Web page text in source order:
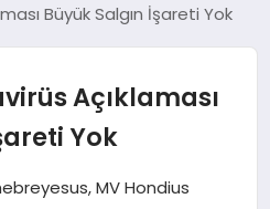
Büyük Salgın İşareti Yok
Açıklaması
Yok
MV Hondius